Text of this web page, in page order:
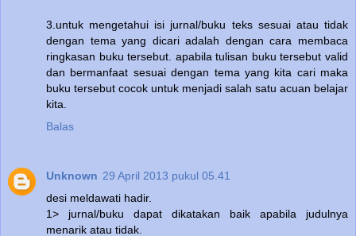
3.untuk mengetahui isi jurnal/buku teks sesuai atau tidak
dengan tema yang dicari adalah dengan cara membaca
ringkasan buku tersebut. apabila tulisan buku tersebut valid
dan bermanfaat sesuai dengan tema yang kita cari maka
buku tersebut cocok untuk menjadi salah satu acuan belajar
kita.
Balas
Unknown 29 April 2013 pukul 05.41
desi meldawati hadir.
1> jurnal/buku dapat dikatakan baik apabila judulnya
menarik atau tidak.